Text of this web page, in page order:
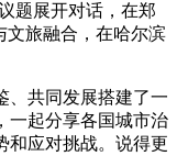
题展开对话，在郑
文旅融合，在哈尔滨
共同发展搭建了一
起分享各国城市治
和应对挑战。说得更